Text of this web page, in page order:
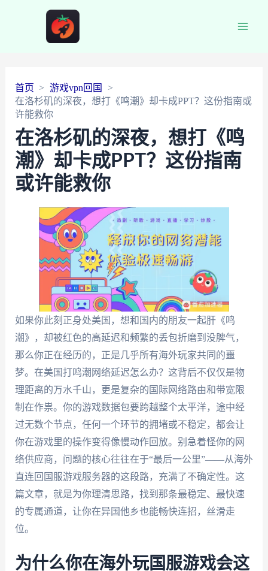
首页
游戏vpn回国
在洛杉矶的深夜，想打《鸣潮》却卡成PPT？这份指南或
许能救你
在洛杉矶的深夜，想打《鸣
潮》却卡成PPT？这份指南
或许能救你
如果你此刻正身处美国，想和国内的朋友一起肝《鸣
潮》，却被红色的高延迟和频繁的丢包折磨到没脾气，
那么你正在经历的，正是几乎所有海外玩家共同的噩
梦。在美国打鸣潮网络延迟怎么办？这背后不仅仅是物
理距离的万水千山，更是复杂的国际网络路由和带宽限
制在作祟。你的游戏数据包要跨越整个太平洋，途中经
过无数个节点，任何一个环节的拥堵或不稳定，都会让
你在游戏里的操作变得像慢动作回放。别急着怪你的网
络供应商，问题的核心往往在于“最后一公里”——从海外
直连回国服游戏服务器的这段路，充满了不确定性。这
篇文章，就是为你理清思路，找到那条最稳定、最快速
的专属通道，让你在异国他乡也能畅快连招，丝滑走
位。
为什么你在海外玩国服游戏会这